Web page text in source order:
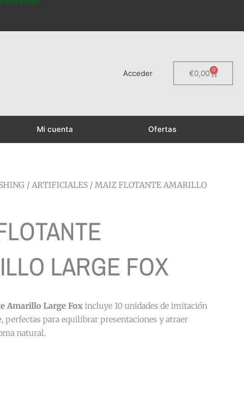
Acceder €0,00 0
Carrito
Mi cuenta Ofertas
/ ARTIFICIALES / MAIZ FLOTANTE AMARILLO
LARGE FOX
Amarillo Large Foxincluye 10 unidades de imitación
perfectas para equilibrar presentaciones y atraer
natural.